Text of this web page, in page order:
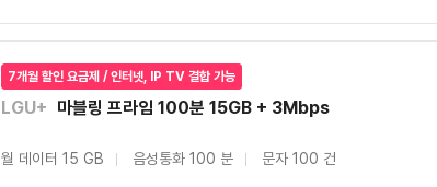
7개월 할인 요금제 / 인터넷, IP TV 결합 가능
LGU+ 마블링 프라임 100분 15GB + 3Mbps
월 데이터 15 GB 음성통화 100 분 문자 100 건